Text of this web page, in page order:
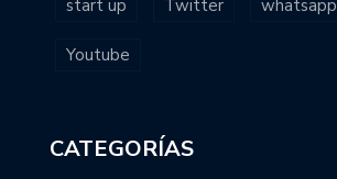
start up Twitter whatsapp
Youtube
CATEGORÍAS